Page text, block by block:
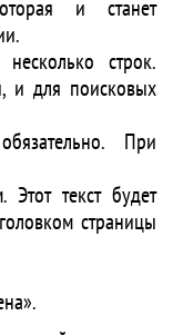
и станет
строк.
и для поисковых
При
текст будет
страницы